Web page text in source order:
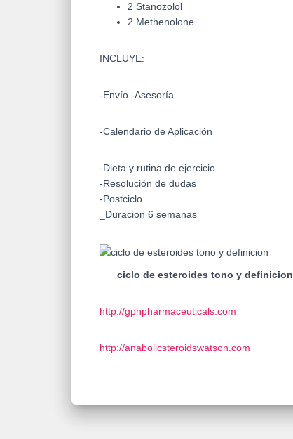
2 Stanozolol
2 Methenolone
INCLUYE:
-Envío -Asesoría
-Calendario de Aplicación
-Dieta y rutina de ejercicio
-Resolución de dudas
-Postciclo
_Duracion 6 semanas
ciclo de esteroides tono y definicion
http://gphpharmaceuticals.com
http://anabolicsteroidswatson.com